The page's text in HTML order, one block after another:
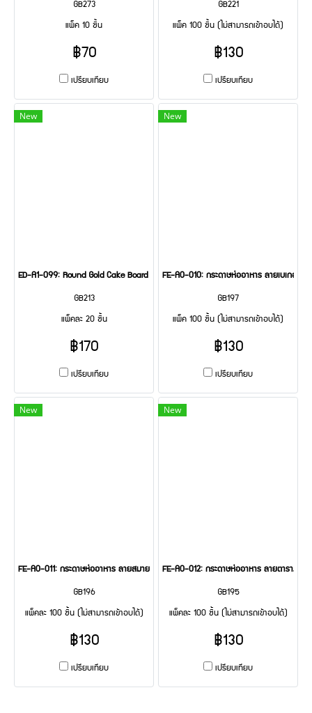
GB273
แพ็ค 10 ชิ้น
฿70
เปรียบเทียบ
GB221
แพ็ค 100 ชิ้น (ไม่สามารถเข้าอบได้)
฿130
เปรียบเทียบ
New
ED-A1-099: Round Gold Cake Board 1 ปอนด์@20
GB213
แพ็คละ 20 ชิ้น
฿170
เปรียบเทียบ
New
FE-A0-010: กระดาษห่ออาหาร ลายเบเกอรี่
GB197
แพ็ค 100 ชิ้น (ไม่สามารถเข้าอบได้)
฿130
เปรียบเทียบ
New
FE-A0-011: กระดาษห่ออาหาร ลายสมายล์ 100 Pcs
GB196
แพ็คละ 100 ชิ้น (ไม่สามารถเข้าอบได้)
฿130
เปรียบเทียบ
New
FE-A0-012: กระดาษห่ออาหาร ลายตารางสีแด
GB195
แพ็คละ 100 ชิ้น (ไม่สามารถเข้าอบได้)
฿130
เปรียบเทียบ